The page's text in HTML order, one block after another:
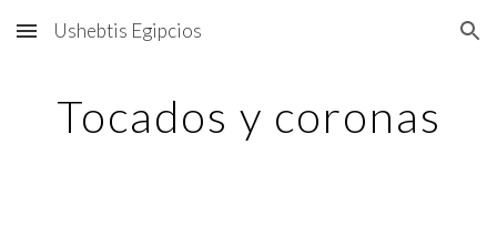
Skip to main content Skip to navigation
Ushebtis Egipcios
Tocados y coronas